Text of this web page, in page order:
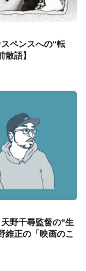
ペンスへの“転
語】
野千尋監督の“生
維正の「映画のこ